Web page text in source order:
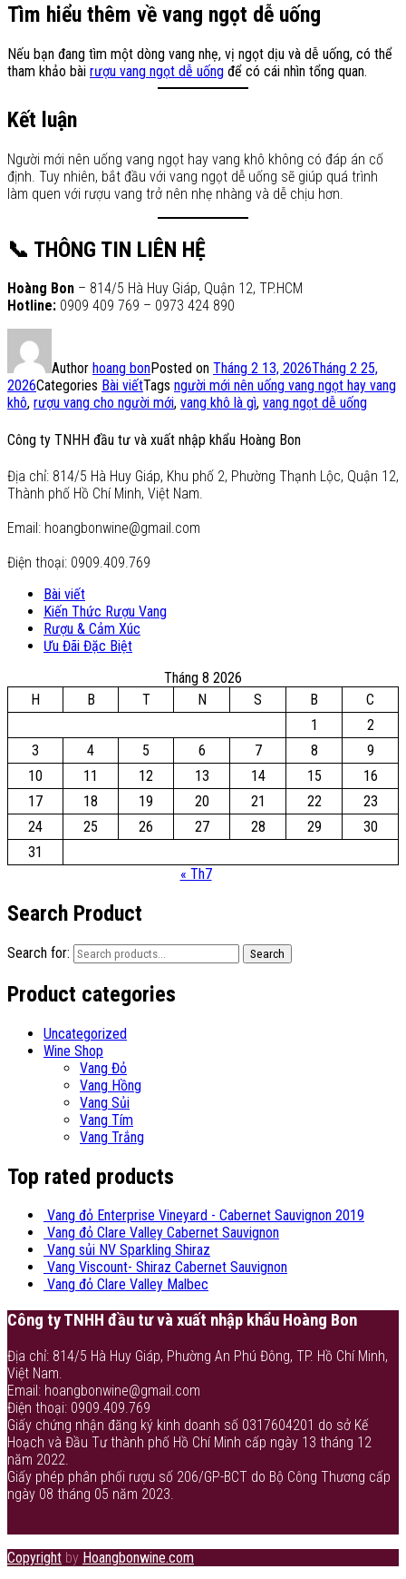
Tìm hiểu thêm về vang ngọt dễ uống
Nếu bạn đang tìm một dòng vang nhẹ, vị ngọt dịu và dễ uống, có thể
tham khảo bài rượu vang ngọt dễ uống để có cái nhìn tổng quan.
Kết luận
Người mới nên uống vang ngọt hay vang khô không có đáp án cố
định. Tuy nhiên, bắt đầu với vang ngọt dễ uống sẽ giúp quá trình
làm quen với rượu vang trở nên nhẹ nhàng và dễ chịu hơn.
📞 THÔNG TIN LIÊN HỆ
Hoàng Bon – 814/5 Hà Huy Giáp, Quận 12, TP.HCM
Hotline: 0909 409 769 – 0973 424 890
Author hoang bonPosted on Tháng 2 13, 2026Tháng 2 25,
2026Categories Bài viếtTags người mới nên uống vang ngọt hay vang
khô, rượu vang cho người mới, vang khô là gì, vang ngọt dễ uống
Công ty TNHH đầu tư và xuất nhập khẩu Hoàng Bon
Địa chỉ: 814/5 Hà Huy Giáp, Khu phố 2, Phường Thạnh Lộc, Quận 12,
Thành phố Hồ Chí Minh, Việt Nam.
Email: hoangbonwine@gmail.com
Điện thoại: 0909.409.769
Bài viết
Kiến Thức Rượu Vang
Rượu & Cảm Xúc
Ưu Đãi Đặc Biệt
Tháng 8 2026
H
B T N S B
C
1
2
3
4 5 6 7 8
9
10
11 12 13 14 15
16
17
18 19 20 21 22
23
24
25 26 27 28 29
30
31
« Th7
Search Product
Search for: Search
Product categories
Uncategorized
Wine Shop
Vang Đỏ
Vang Hồng
Vang Sủi
Vang Tím
Vang Trắng
Top rated products
Vang đỏ Enterprise Vineyard - Cabernet Sauvignon 2019
Vang đỏ Clare Valley Cabernet Sauvignon
Vang sủi NV Sparkling Shiraz
Vang Viscount- Shiraz Cabernet Sauvignon
Vang đỏ Clare Valley Malbec
Công ty TNHH đầu tư và xuất nhập khẩu Hoàng Bon
Địa chỉ: 814/5 Hà Huy Giáp, Phường An Phú Đông, TP. Hồ Chí Minh,
Việt Nam.
Email: hoangbonwine@gmail.com
Điện thoại: 0909.409.769
Giấy chứng nhận đăng ký kinh doanh số 0317604201 do sở Kế
Hoạch và Đầu Tư thành phố Hồ Chí Minh cấp ngày 13 tháng 12
năm 2022.
Giấy phép phân phối rượu số 206/GP-BCT do Bộ Công Thương cấp
ngày 08 tháng 05 năm 2023.
Copyright by Hoangbonwine.com